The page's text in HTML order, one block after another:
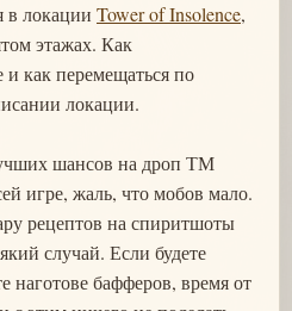
в локации Tower of Insolence,
этажах. Как
и как перемещаться по
локации.
шансов на дроп ТМ
игре, жаль, что мобов мало.
рецептов на спиритшоты
случай. Если будете
наготове бафферов, время от